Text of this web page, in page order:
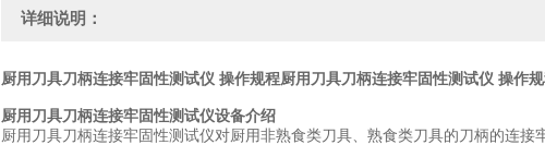
详细说明：
厨用刀具刀柄连接牢固性测试仪 操作规程厨用刀具刀柄连接牢固性测试仪 操作
厨用刀具刀柄连接牢固性测试仪设备介绍
厨用刀具刀柄连接牢固性测试仪对厨用非熟食类刀具、熟食类刀具的刀柄的连接